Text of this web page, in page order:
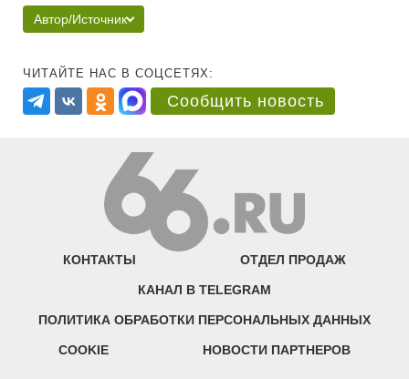
Автор/Источник
ЧИТАЙТЕ НАС В СОЦСЕТЯХ:
Сообщить новость
КОНТАКТЫ ОТДЕЛ ПРОДАЖ
КАНАЛ В TELEGRAM
ПОЛИТИКА ОБРАБОТКИ ПЕРСОНАЛЬНЫХ ДАННЫХ
COOKIE НОВОСТИ ПАРТНЕРОВ